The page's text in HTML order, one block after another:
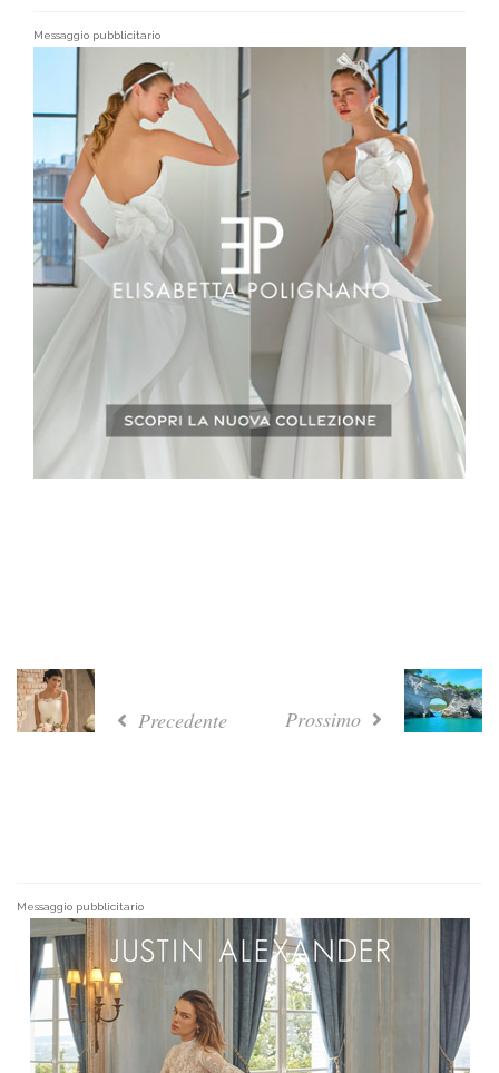
Messaggio pubblicitario
Precedente Prossimo
Messaggio pubblicitario